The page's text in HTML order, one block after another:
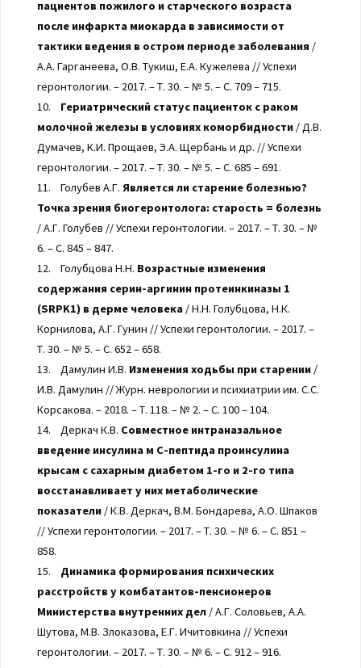
пациентов пожилого и старческого возраста
после инфаркта миокарда в зависимости от
тактики ведения в остром периоде заболевания /
А.А. Гарганеева, О.В. Тукиш, Е.А. Кужелева // Успехи
геронтологии. – 2017. – Т. 30. – № 5. – С. 709 – 715.
10. Гериатрический статус пациенток с раком
молочной железы в условиях коморбидности/ Д.В.
Думачев, К.И. Прощаев, Э.А. Щербань и др. // Успехи
геронтологии. – 2017. – Т. 30. – № 5. – С. 685 – 691.
11. Голубев А.Г. Является ли старение болезнью?
Точка зрения биогеронтолога: старость = болезнь
/ А.Г. Голубев // Успехи геронтологии. – 2017. – Т. 30. – №
6. – С. 845 – 847.
12. Голубцова Н.Н. Возрастные изменения
содержания серин-аргинин протеинкиназы 1
(SRPK1) в дерме человека/ Н.Н. Голубцова, Н.К.
Корнилова, А.Г. Гунин // Успехи геронтологии. – 2017. –
Т. 30. – № 5. – С. 652 – 658.
13. Дамулин И.В. Изменения ходьбы при старении/
И.В. Дамулин // Журн. неврологии и психиатрии им. С.С.
Корсакова. – 2018. – Т. 118. – № 2. – С. 100 – 104.
14. Деркач К.В. Совместное интраназальное
введение инсулина м С-пептида проинсулина
крысам с сахарным диабетом 1-го и 2-го типа
восстанавливает у них метаболические
показатели/ К.В. Деркач, В.М. Бондарева, А.О. Шпаков
// Успехи геронтологии. – 2017. – Т. 30. – № 6. – С. 851 –
858.
15. Динамика формирования психических
расстройств у комбатантов-пенсионеров
Министерства внутренних дел/ А.Г. Соловьев, А.А.
Шутова, М.В. Злоказова, Е.Г. Ичитовкина // Успехи
геронтологии. – 2017. – Т. 30. – № 6. – С. 912 – 916.